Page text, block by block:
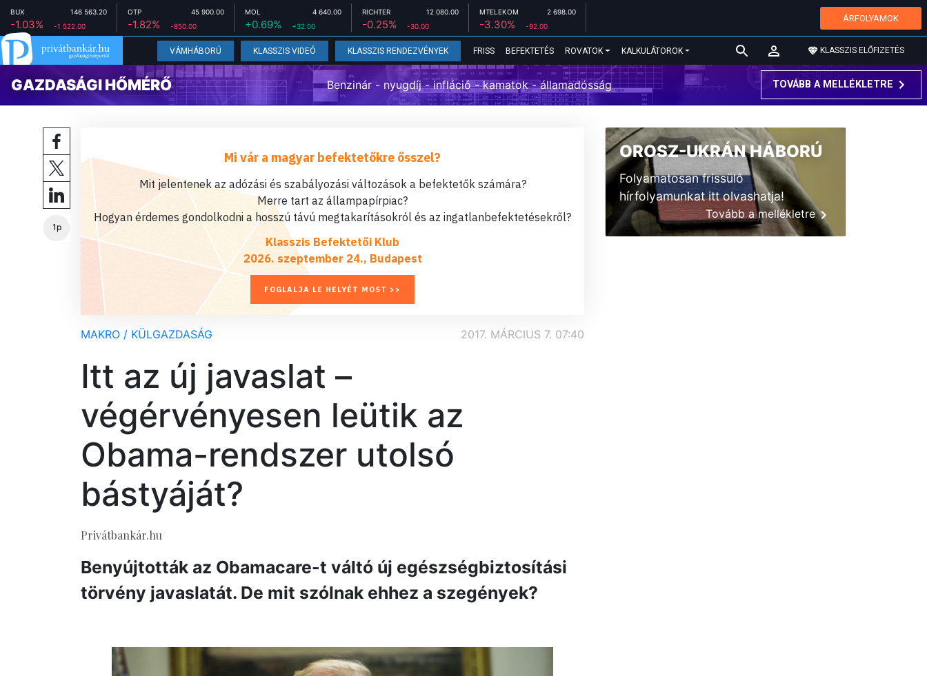
BUX 146 563.20
-1.03% -1 522.00
OTP 45 900.00
-1.82% -850.00
MOL 4 640.00
+0.69% +32.00
RICHTER 12 080.00
-0.25% -30.00
MTELEKOM 2 698.00
-3.30% -92.00
ÁRFOLYAMOK
VÁMHÁBORÚ KLASSZIS VIDEÓ KLASSZIS RENDEZVÉNYEK FRISS BEFEKTETÉS ROVATOK KALKULÁTOROK KLASSZIS ELŐFIZETÉS
GAZDASÁGI HŐMÉRŐ Benzinár - nyugdíj - infláció - kamatok - államadósság TOVÁBB A MELLÉKLETRE
1p
Mi vár a magyar befektetőkre ősszel?
Mit jelentenek az adózási és szabályozási változások a befektetők számára?
Merre tart az állampapírpiac?
Hogyan érdemes gondolkodni a hosszú távú megtakarításokról és az ingatlanbefektetésekről?
Klasszis Befektetői Klub
2026. szeptember 24., Budapest
FOGLALJA LE HELYÉT MOST >>
MAKRO / KÜLGAZDASÁG 2017. MÁRCIUS 7. 07:40
Itt az új javaslat –
végérvényesen leütik az
Obama-rendszer utolsó
bástyáját?
Privátbankár.hu
Benyújtották az Obamacare-t váltó új egészségbiztosítási
törvény javaslatát. De mit szólnak ehhez a szegények?
OROSZ-UKRÁN HÁBORÚ
Folyamatosan frissülő
hírfolyamunkat itt olvashatja!
Tovább a mellékletre